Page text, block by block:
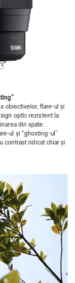
obiectivelor, flare-ul și
optic rezistent la
din spate.
ul și “ghosting-ul”
contrast ridicat chiar și